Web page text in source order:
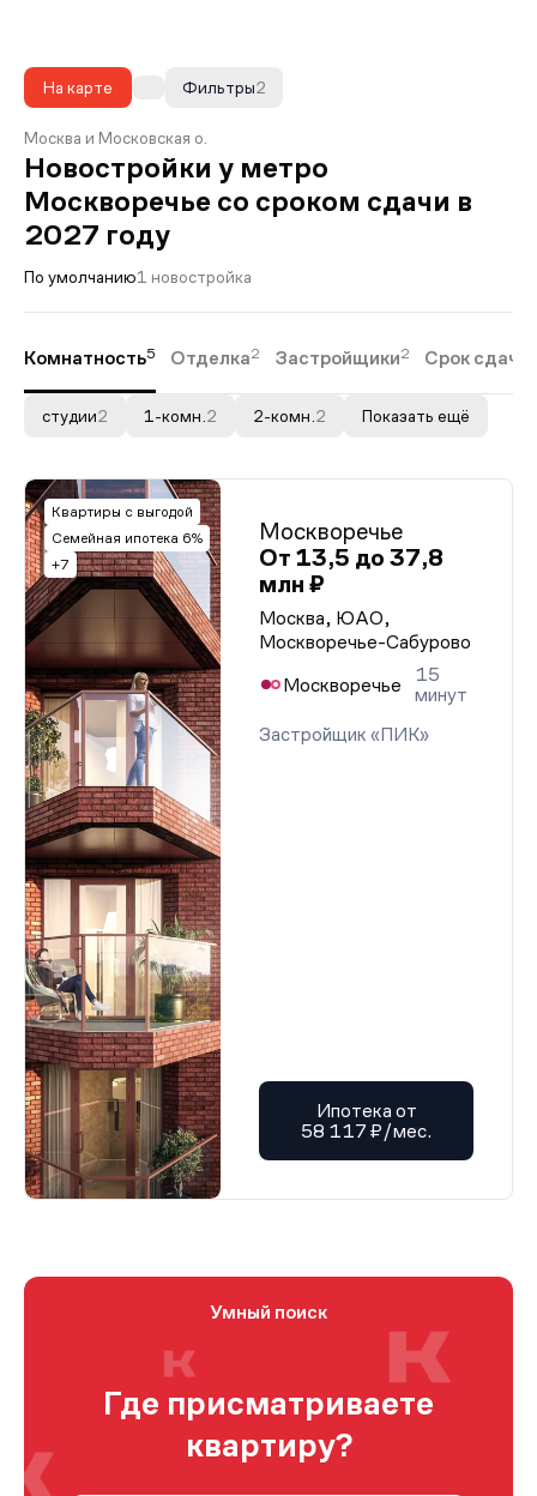
На карте 2
Фильтры
Москва и Московская о.
Новостройки у метро
Москворечье со сроком сдачи в
2027 году
По умолчанию1 новостройка
Комнатность5 Отделка2 Застройщики2 Срок сдачи
студии2 1-комн. 2 2-комн. 2 Показать ещё
Квартиры с выгодой
Семейная ипотека 6%
+7
Москворечье
От 13,5 до 37,8
млн ₽
Москва, ЮАО,
Москворечье-Сабурово
Москворечье
15
минут
Застройщик «ПИК»
Ипотека от
58 117 ₽/мес.
Умный поиск
Где присматриваете
квартиру?